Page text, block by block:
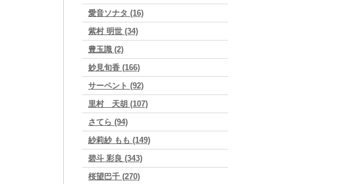
愛音ソナタ (16)
紫村 明世 (34)
豊玉識 (2)
妙見旬香 (166)
サーペント (92)
里村 天胡 (107)
さてら (94)
紗莉紗 もも (149)
碧斗 彩良 (343)
桜望巴千 (270)